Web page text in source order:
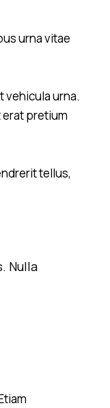
urna vitae
vehicula urna.
erat pretium
tellus,
Nulla